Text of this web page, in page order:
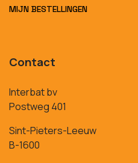
MIJN BESTELLINGEN
Contact
Interbat bv
Postweg 401
Sint-Pieters-Leeuw
B-1600